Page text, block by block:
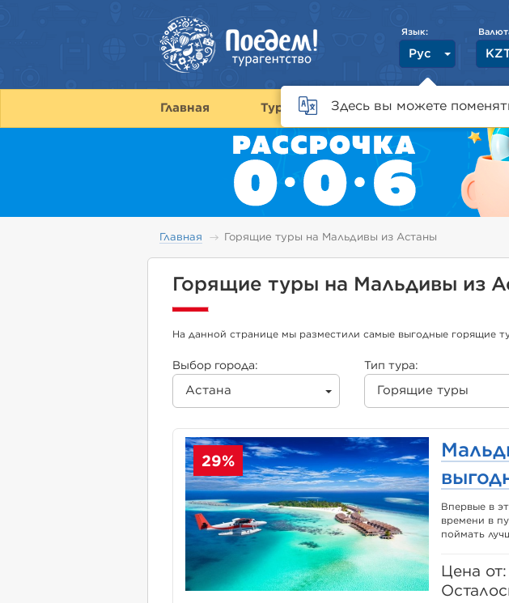
Язык:
Рус
Здесь вы можете
Главная Туры Страны
Главная Горящие туры на Мальдивы из Астаны
Горящие туры на Мальдивы из
На данной странице мы разместили самые выгодные горящие
Выбор города:
Астана
Тип тура:
Горящие туры
29%
Впервые в
времени в
поймать
Цена от: